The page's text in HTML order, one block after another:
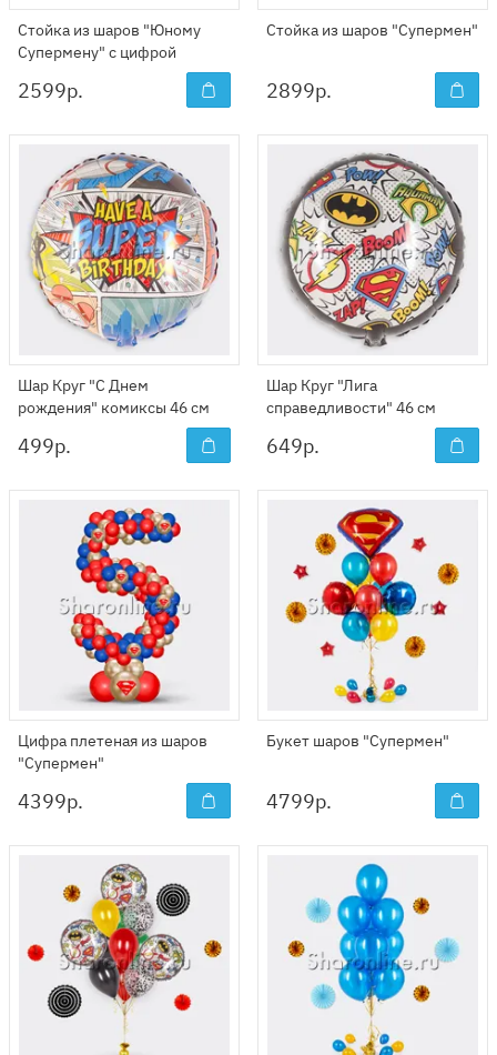
Стойка из шаров "Юному
Супермену" с цифрой
2599р.
Стойка из шаров "Супермен"
2899р.
Шар Круг "С Днем
рождения" комиксы 46 см
499р.
Шар Круг "Лига
справедливости" 46 см
649р.
Цифра плетеная из шаров
"Супермен"
4399р.
Букет шаров "Супермен"
4799р.